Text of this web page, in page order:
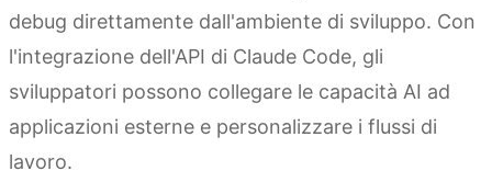
debug direttamente dall'ambiente di sviluppo. Con
l'integrazione dell'API di Claude Code, gli
sviluppatori possono collegare le capacità AI ad
applicazioni esterne e personalizzare i flussi di
lavoro.